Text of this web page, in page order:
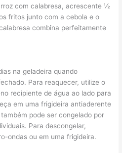
com calabresa, acrescente ½
fritos junto com a cebola e o
combina perfeitamente
na geladeira quando
Para reaquecer, utilize o
recipiente de água ao lado para
em uma frigideira antiaderente
pode ser congelado por
Para descongelar,
ondas ou em uma frigideira.